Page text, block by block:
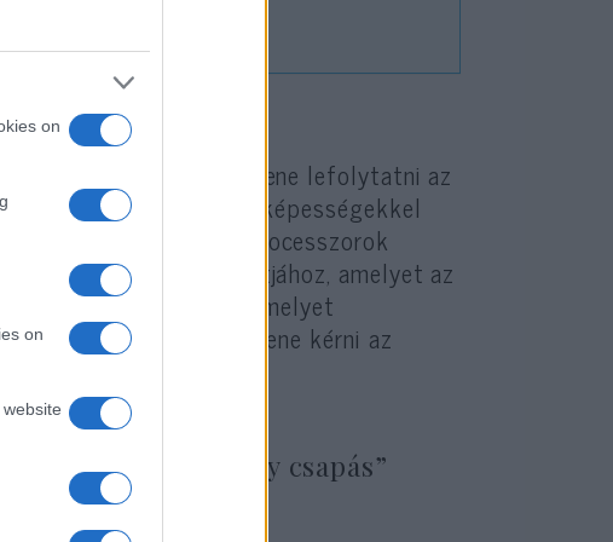
on
on
folyamatot kellene lefolytatni az
vagy MI-képességekkel
szánt grafikus processzorok
processzor exportjához, amelyet az
értékesítenek, és amelyet
külön engedélyt kellene kérni az
korlátozása komoly csapás”